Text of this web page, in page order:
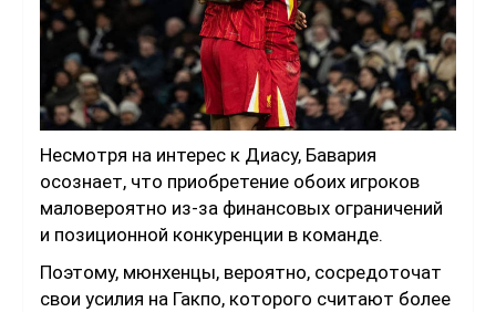
Несмотря на интерес к Диасу, Бавария
осознает, что приобретение обоих игроков
маловероятно из-за финансовых ограничений
и позиционной конкуренции в команде.
Поэтому, мюнхенцы, вероятно, сосредоточат
свои усилия на Гакпо, которого считают более